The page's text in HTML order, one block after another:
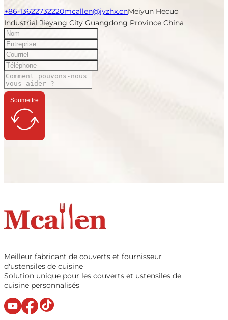
+86-13622732220mcallen@jyzhx.cnMeiyun Hecuo
Industrial Jieyang City Guangdong Province China
Soumettre
Meilleur fabricant de couverts et fournisseur
d'ustensiles de cuisine
Solution unique pour les couverts et ustensiles de
cuisine personnalisés